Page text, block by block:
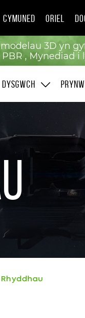
CYMUNED ORIEL
3D yn
, Mynediad
DYSGWCH
Rhyddhau